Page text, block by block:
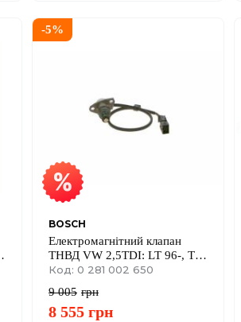
-5%
BOSCH
Електромагнітний клапан
ТНВД VW 2,5TDI: LT 96-, T4
95-03
Код: 0 281 002 650
9 005 грн
8 555 грн